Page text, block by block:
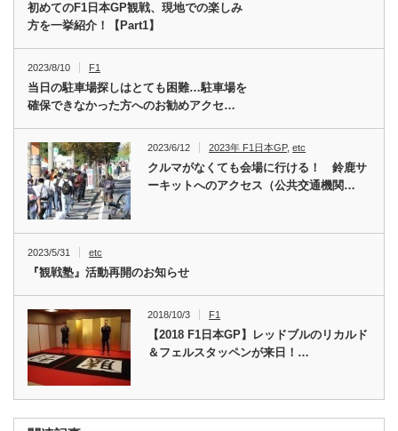
初めてのF1日本GP観戦、現地での楽しみ
方を一挙紹介！【Part1】
2023/8/10 F1
当日の駐車場探しはとても困難…駐車場を
確保できなかった方へのお勧めアクセ…
2023/6/12 2023年 F1日本GP,etc
クルマがなくても会場に行ける！ 鈴鹿サ
ーキットへのアクセス（公共交通機関…
2023/5/31 etc
『観戦塾』活動再開のお知らせ
2018/10/3 F1
【2018 F1日本GP】レッドブルのリカルド
＆フェルスタッペンが来日！…